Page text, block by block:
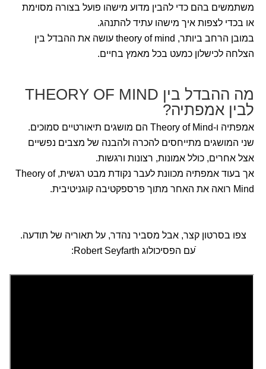
משתמשים בהם כדי להבין מדוע מישהו פועל בצורה מסוימת
או בכדי לצפות איך מישהו עתיד להתנהג.
במובן הרחב ביותר, theory of mind עושה את ההבדל בין
הצלחה לכישלון כמעט בכל מאמץ בחיים.
מה ההבדל בין THEORY OF MIND
לבין אמפתיה?
אמפתיה ו-Theory of Mind הם מושגים תיאורטיים סמוכים.
שני המושגים מתייחסים להכרה ולהבנה של מצבים נפשיים
אצל אחרים, כולל אמונות, רצונות ורגשות.
אך בעוד אמפתיה מכוונת לעבר נקודת מבט רגשית, Theory of
Mind רואה את האחר מתוך פרספקטיבה קוגניטיבית.
צפו בסרטון קצר, אבל מסביר נהדר, על תאוריה של תודעה.
ֿעם הפסיכולוג Robert Seyfarth: